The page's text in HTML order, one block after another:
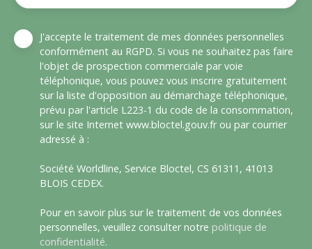
J'accepte le traitement de mes données personnelles
conformément au RGPD. Si vous ne souhaitez pas faire
l'objet de prospection commerciale par voie
téléphonique, vous pouvez vous inscrire gratuitement
sur la liste d'opposition au démarchage téléphonique,
prévu par l'article L223-1 du code de la consommation,
sur le site Internet www.bloctel.gouv.fr ou par courrier
adressé à :
Société Worldline, Service Bloctel, CS 61311, 41013
BLOIS CEDEX.
Pour en savoir plus sur le traitement de vos données
personnelles, veuillez consulter notre politique de
confidentialité.